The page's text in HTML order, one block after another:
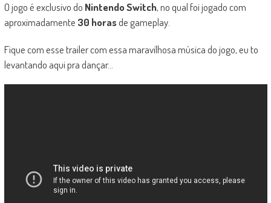
O jogo é exclusivo do Nintendo Switch, no qual foi jogado com
aproximadamente 30 horasde gameplay.
Fique com esse trailer com essa maravilhosa música do jogo, eu to
levantando aqui pra dançar…